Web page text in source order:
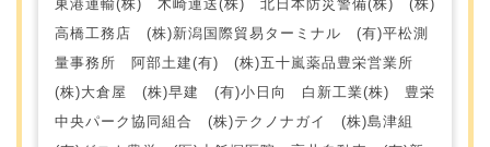
東港運輸(株) 木崎運送(株) 北日本防災警備(株) (株)
高橋工務店 (株)新潟国際貿易ターミナル (有)平松測
量事務所 阿部土建(有) (株)五十嵐薬品豊栄営業所
(株)大倉屋 (株)早建 (有)小日向 白新工業(株) 豊栄
中央パーク協同組合 (株)テクノナガイ (株)島津組